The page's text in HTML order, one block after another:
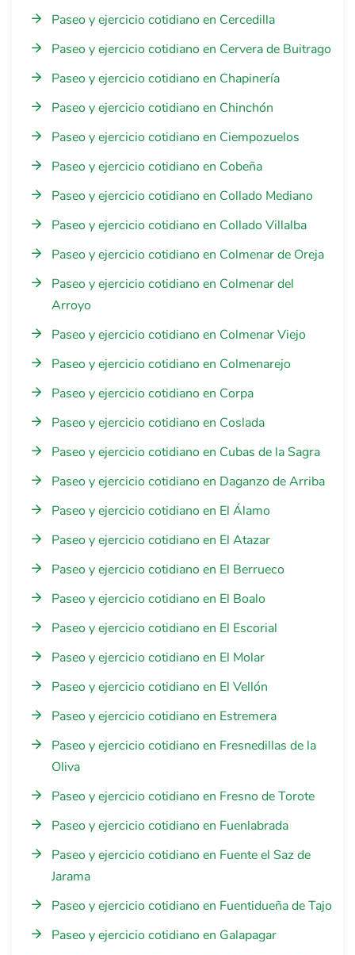
Paseo y ejercicio cotidiano en Cercedilla
Paseo y ejercicio cotidiano en Cervera de Buitrago
Paseo y ejercicio cotidiano en Chapinería
Paseo y ejercicio cotidiano en Chinchón
Paseo y ejercicio cotidiano en Ciempozuelos
Paseo y ejercicio cotidiano en Cobeña
Paseo y ejercicio cotidiano en Collado Mediano
Paseo y ejercicio cotidiano en Collado Villalba
Paseo y ejercicio cotidiano en Colmenar de Oreja
Paseo y ejercicio cotidiano en Colmenar del
Arroyo
Paseo y ejercicio cotidiano en Colmenar Viejo
Paseo y ejercicio cotidiano en Colmenarejo
Paseo y ejercicio cotidiano en Corpa
Paseo y ejercicio cotidiano en Coslada
Paseo y ejercicio cotidiano en Cubas de la Sagra
Paseo y ejercicio cotidiano en Daganzo de Arriba
Paseo y ejercicio cotidiano en El Álamo
Paseo y ejercicio cotidiano en El Atazar
Paseo y ejercicio cotidiano en El Berrueco
Paseo y ejercicio cotidiano en El Boalo
Paseo y ejercicio cotidiano en El Escorial
Paseo y ejercicio cotidiano en El Molar
Paseo y ejercicio cotidiano en El Vellón
Paseo y ejercicio cotidiano en Estremera
Paseo y ejercicio cotidiano en Fresnedillas de la
Oliva
Paseo y ejercicio cotidiano en Fresno de Torote
Paseo y ejercicio cotidiano en Fuenlabrada
Paseo y ejercicio cotidiano en Fuente el Saz de
Jarama
Paseo y ejercicio cotidiano en Fuentidueña de Tajo
Paseo y ejercicio cotidiano en Galapagar